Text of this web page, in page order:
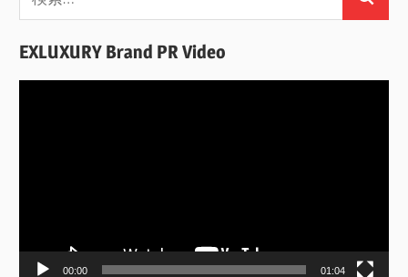
検
EXLUXURY Brand PR Video
ー
00:00 01:04